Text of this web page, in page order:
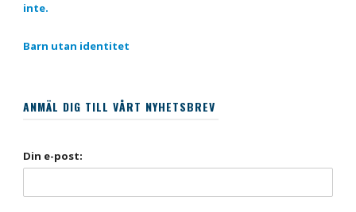
inte.
Barn utan identitet
ANMÄL DIG TILL VÅRT NYHETSBREV
Din e-post: